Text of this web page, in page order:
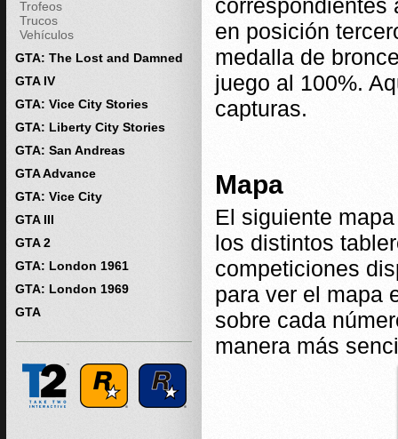
Trofeos
Trucos
Vehículos
GTA: The Lost and Damned
GTA IV
GTA: Vice City Stories
GTA: Liberty City Stories
GTA: San Andreas
GTA Advance
GTA: Vice City
GTA III
GTA 2
GTA: London 1961
GTA: London 1969
GTA
correspondientes
en posición
medalla de
juego al 100%.
capturas.
Mapa
El siguiente
los distintos
competiciones
para ver el mapa
sobre cada
manera más